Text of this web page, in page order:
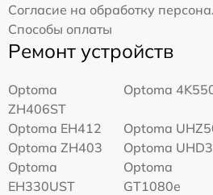
Согласие на обработку
Способы оплаты
Ремонт устройств
Optoma
ZH406ST
Optoma
Optoma EH412
Optoma
Optoma ZH403
Optoma
Optoma
EH330UST
Optoma
GT1080e